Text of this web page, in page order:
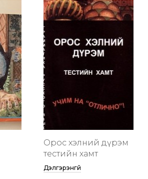
Орос хэлний дүрэм
тестийн хамт
Дэлгэрэнгүй